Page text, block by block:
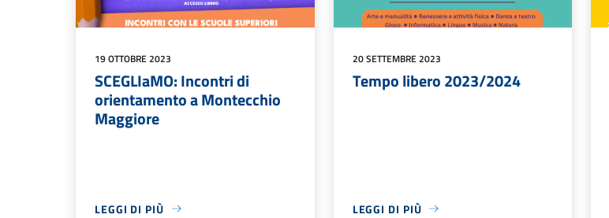
19 OTTOBRE 2023
SCEGLIaMO: Incontri di
orientamento a Montecchio
Maggiore
LEGGI DI PIÙ
20 SETTEMBRE 2023
Tempo libero 2023/2024
LEGGI DI PIÙ